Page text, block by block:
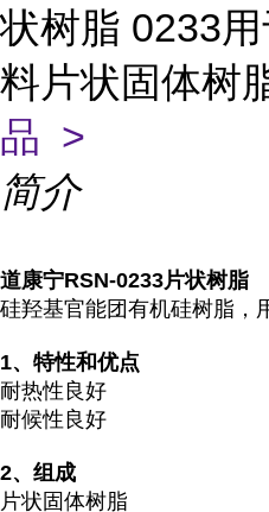
状树脂 0233
料片状固体树
品 >
简介
道康宁RSN-0233片状树脂
硅羟基官能团有机硅树脂，
1、特性和优点
耐热性良好
耐候性良好
2、组成
片状固体树脂